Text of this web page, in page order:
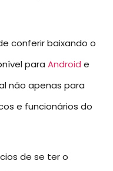
conferir baixando o
para Android e
não apenas para
e funcionários do
de se ter o